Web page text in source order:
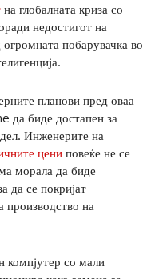
на глобалната криза со
недостигот на
побарувачка во
планови пред оваа
да биде достапен за
Инженерите на
цени повеќе не се
морала да биде
да се покријат
производство на
компјутер со мали